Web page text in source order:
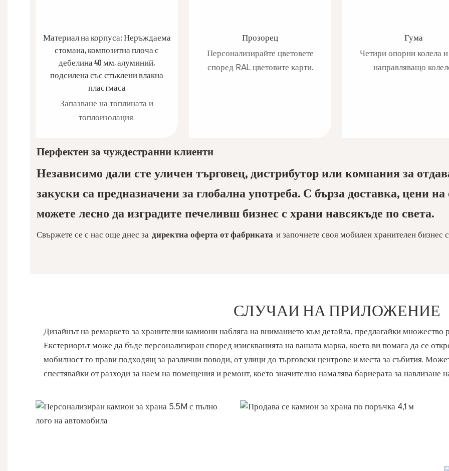
Материал на корпуса: Неръждаема
стомана, композитна плоча с
дебелина 40 мм, алуминий,
подсилена със стъклени влакна
пластмаса
Запазване на топлината и
топлоизолация.
Прозорец
Персонализирайте цветовете
според RAL цветовите карти.
Гума
Четири опорни колела
направляващо
Перфектен за чуждестранни клиенти
Независимо дали сте уличен търговец, дистрибутор или компания за
закуски са предназначени за глобална употреба. С бърза доставка, цени
можете лесно да изградите печеливш бизнес с храни навсякъде по света.
Свържете се с нас още днес за директна оферта от фабриката и започнете своя мобилен хранителен бизнес
СЛУЧАИ НА ПРИЛОЖЕНИЕ
Дизайнът на ремаркето за хранителни камиони набляга на вниманието към детайла, предлагайки множество
Екстериорът може да бъде персонализиран според изискванията на вашата марка, което ви помага да се
мобилност го прави подходящ за различни поводи, от улици до търговски центрове и места за събития.
спестявайки от разходи за наем на помещения и ремонт, което значително намалява бариерата за навлизане